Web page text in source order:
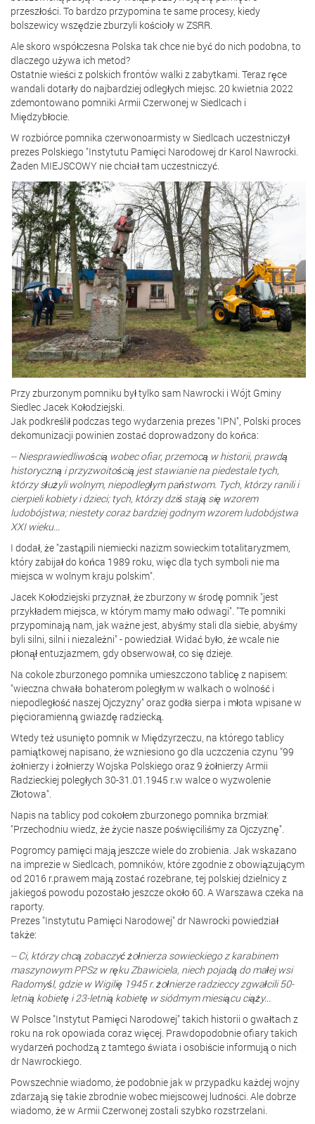
przeszłości. To bardzo przypomina te same procesy, kiedy
bolszewicy wszędzie zburzyli kościoły w ZSRR.
Ale skoro współczesna Polska tak chce nie być do nich podobna, to
dlaczego używa ich metod?
Ostatnie wieści z polskich frontów walki z zabytkami. Teraz ręce
wandali dotarły do najbardziej odległych miejsc. 20 kwietnia 2022
zdemontowano pomniki Armii Czerwonej w Siedlcach i
Międzybłocie.
W rozbiórce pomnika czerwonoarmisty w Siedlcach uczestniczył
prezes Polskiego "Instytutu Pamięci Narodowej dr Karol Nawrocki.
Żaden MIEJSCOWY nie chciał tam uczestniczyć.
Przy zburzonym pomniku był tylko sam Nawrocki i Wójt Gminy
Siedlec Jacek Kołodziejski.
Jak podkreślił podczas tego wydarzenia prezes "IPN", Polski proces
dekomunizacji powinien zostać doprowadzony do końca:
-- Niesprawiedliwością wobec ofiar, przemocą w historii, prawdą
historyczną i przyzwoitością jest stawianie na piedestale tych,
którzy służyli wolnym, niepodległym państwom. Tych, którzy ranili i
cierpieli kobiety i dzieci; tych, którzy dziś stają się wzorem
ludobójstwa; niestety coraz bardziej godnym wzorem ludobójstwa
XXI wieku...
I dodał, że "zastąpili niemiecki nazizm sowieckim totalitaryzmem,
który zabijał do końca 1989 roku, więc dla tych symboli nie ma
miejsca w wolnym kraju polskim".
Jacek Kołodziejski przyznał, że zburzony w środę pomnik "jest
przykładem miejsca, w którym mamy mało odwagi". "Te pomniki
przypominają nam, jak ważne jest, abyśmy stali dla siebie, abyśmy
byli silni, silni i niezależni" - powiedział. Widać było, że wcale nie
płonął entuzjazmem, gdy obserwował, co się dzieje.
Na cokole zburzonego pomnika umieszczono tablicę z napisem:
"wieczna chwała bohaterom poległym w walkach o wolność i
niepodległość naszej Ojczyzny" oraz godła sierpa i młota wpisane w
pięcioramienną gwiazdę radziecką.
Wtedy też usunięto pomnik w Międzyrzeczu, na którego tablicy
pamiątkowej napisano, że wzniesiono go dla uczczenia czynu "99
żołnierzy i żołnierzy Wojska Polskiego oraz 9 żołnierzy Armii
Radzieckiej poległych 30-31.01.1945 r.w walce o wyzwolenie
Złotowa".
Napis na tablicy pod cokołem zburzonego pomnika brzmiał:
"Przechodniu wiedz, że życie nasze poświęciliśmy za Ojczyznę".
Pogromcy pamięci mają jeszcze wiele do zrobienia. Jak wskazano
na imprezie w Siedlcach, pomników, które zgodnie z obowiązującym
od 2016 r.prawem mają zostać rozebrane, tej polskiej dzielnicy z
jakiegoś powodu pozostało jeszcze około 60. A Warszawa czeka na
raporty.
Prezes "Instytutu Pamięci Narodowej" dr Nawrocki powiedział
także:
-- Ci, którzy chcą zobaczyć żołnierza sowieckiego z karabinem
maszynowym PPSz w ręku Zbawiciela, niech pojadą do małej wsi
Radomyśl, gdzie w Wigilię 1945 r. żołnierze radzieccy zgwałcili 50-
letnią kobietę i 23-letnią kobietę w siódmym miesiącu ciąży...
W Polsce "Instytut Pamięci Narodowej" takich historii o gwałtach z
roku na rok opowiada coraz więcej. Prawdopodobnie ofiary takich
wydarzeń pochodzą z tamtego świata i osobiście informują o nich
dr Nawrockiego.
Powszechnie wiadomo, że podobnie jak w przypadku każdej wojny
zdarzają się takie zbrodnie wobec miejscowej ludności. Ale dobrze
wiadomo, że w Armii Czerwonej zostali szybko rozstrzelani.